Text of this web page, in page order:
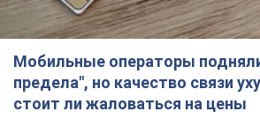
Мобильные операторы
предела", но качество связи
стоит ли жаловаться на цены